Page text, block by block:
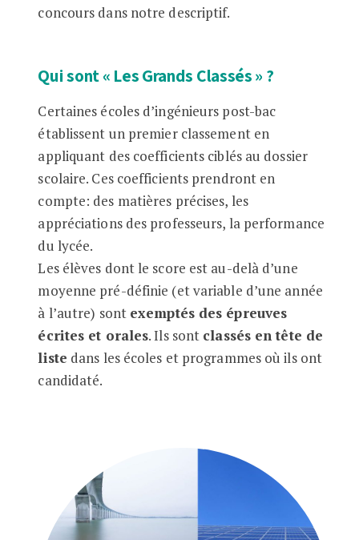
concours dans notre descriptif.
Qui sont « Les Grands Classés » ?
Certaines écoles d’ingénieurs post-bac
établissent un premier classement en
appliquant des coefficients ciblés au dossier
scolaire. Ces coefficients prendront en
compte: des matières précises, les
appréciations des professeurs, la performance
du lycée.
Les élèves dont le score est au-delà d’une
moyenne pré-définie (et variable d’une année
à l’autre) sont exemptés des épreuves
écrites et orales. Ils sont classés en tête de
liste dans les écoles et programmes où ils ont
candidaté.